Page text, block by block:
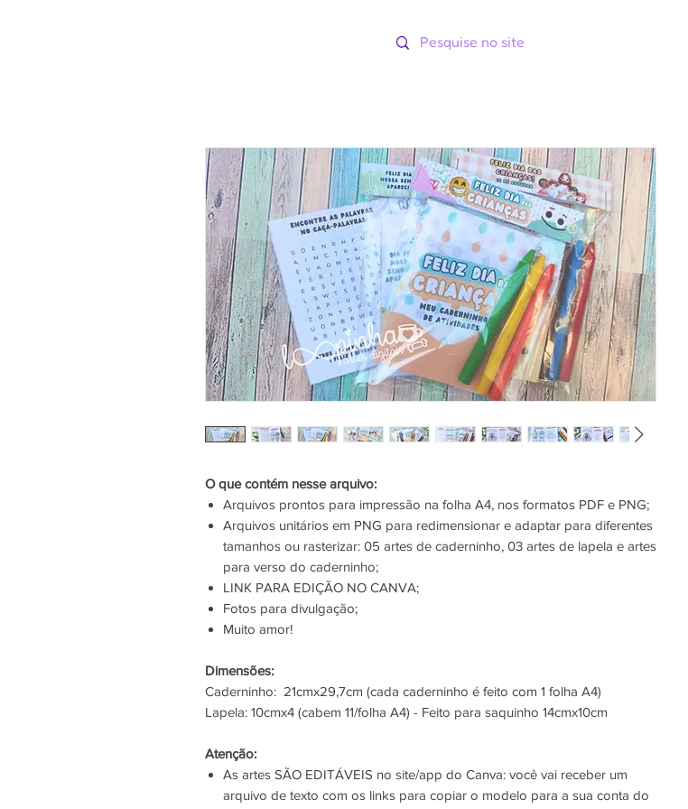
O que contém nesse arquivo:
Arquivos prontos para impressão na folha A4, nos formatos PDF e PNG;
Arquivos unitários em PNG para redimensionar e adaptar para diferentes
tamanhos ou rasterizar: 05 artes de caderninho, 03 artes de lapela e artes
para verso do caderninho;
LINK PARA EDIÇÃO NO CANVA;
Fotos para divulgação;
Muito amor!
Dimensões:
Caderninho: 21cmx29,7cm (cada caderninho é feito com 1 folha A4)
Lapela: 10cmx4 (cabem 11/folha A4) - Feito para saquinho 14cmx10cm
Atenção:
As artes SÃO EDITÁVEIS no site/app do Canva: você vai receber um
arquivo de texto com os links para copiar o modelo para a sua conta do